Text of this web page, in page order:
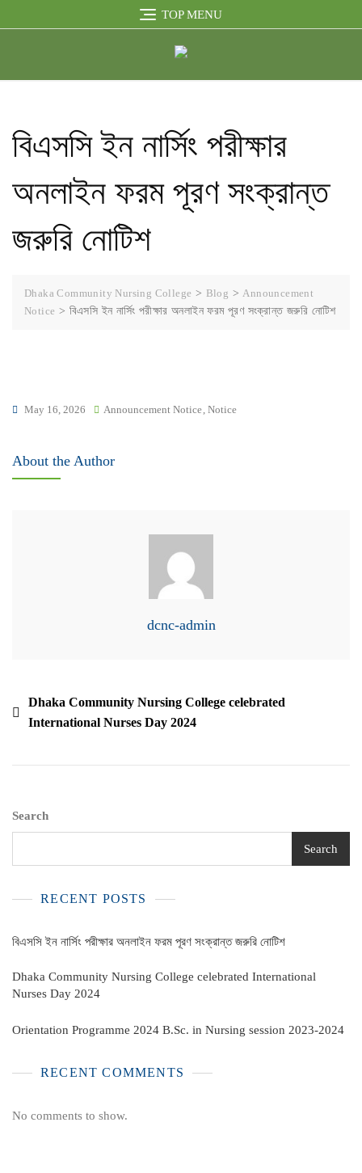
TOP MENU
বিএসসি ইন নার্সিং পরীক্ষার
অনলাইন ফরম পূরণ সংক্রান্ত
জরুরি নোটিশ
Dhaka Community Nursing College > Blog >Announcement
Notice > বিএসসি ইন নার্সিং পরীক্ষার অনলাইন ফরম পূরণ সংক্রান্ত জরুরি নোটিশ
May 16, 2026 Announcement Notice, Notice
About the Author
dcnc-admin
Dhaka Community Nursing College celebrated
International Nurses Day 2024
Search
Search
RECENT POSTS
বিএসসি ইন নার্সিং পরীক্ষার অনলাইন ফরম পূরণ সংক্রান্ত জরুরি নোটিশ
Dhaka Community Nursing College celebrated International
Nurses Day 2024
Orientation Programme 2024 B.Sc. in Nursing session 2023-2024
RECENT COMMENTS
No comments to show.